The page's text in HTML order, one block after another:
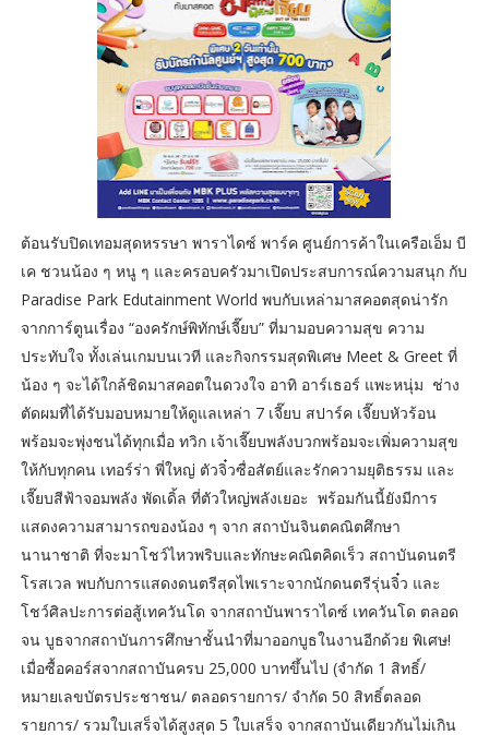
ต้อนรับปิดเทอมสุดหรรษา พาราไดซ์ พาร์ค ศูนย์การค้าในเครือเอ็ม บี
เค ชวนน้อง ๆ หนู ๆ และครอบครัวมาเปิดประสบการณ์ความสนุก กับ
Paradise Park Edutainment World พบกับเหล่ามาสคอตสุดน่ารัก
จากการ์ตูนเรื่อง “องครักษ์พิทักษ์เจี๊ยบ” ที่มามอบความสุข ความ
ประทับใจ ทั้งเล่นเกมบนเวที และกิจกรรมสุดพิเศษ Meet & Greet ที่
น้อง ๆ จะได้ใกล้ชิดมาสคอตในดวงใจ อาทิ อาร์เธอร์ แพะหนุ่ม ช่าง
ตัดผมที่ได้รับมอบหมายให้ดูแลเหล่า 7 เจี๊ยบ สปาร์ค เจี๊ยบหัวร้อน
พร้อมจะพุ่งชนได้ทุกเมื่อ ทวิก เจ้าเจี๊ยบพลังบวกพร้อมจะเพิ่มความสุข
ให้กับทุกคน เทอร์ร่า พี่ใหญ่ ตัวจิ๋วซื่อสัตย์และรักความยุติธรรม และ
เจี๊ยบสีฟ้าจอมพลัง พัดเดิ้ล ที่ตัวใหญ่พลังเยอะ พร้อมกันนี้ยังมีการ
แสดงความสามารถของน้อง ๆ จาก สถาบันจินตคณิตศึกษา
นานาชาติ ที่จะมาโชว์ไหวพริบและทักษะคณิตคิดเร็ว สถาบันดนตรี
โรสเวล พบกับการแสดงดนตรีสุดไพเราะจากนักดนตรีรุ่นจิ๋ว และ
โชว์ศิลปะการต่อสู้เทควันโด จากสถาบันพาราไดซ์ เทควันโด ตลอด
จน บูธจากสถาบันการศึกษาชั้นนำที่มาออกบูธในงานอีกด้วย พิเศษ!
เมื่อซื้อคอร์สจากสถาบันครบ 25,000 บาทขึ้นไป (จำกัด 1 สิทธิ์/
หมายเลขบัตรประชาชน/ ตลอดรายการ/ จำกัด 50 สิทธิ์ตลอด
รายการ/ รวมใบเสร็จได้สูงสุด 5 ใบเสร็จ จากสถาบันเดียวกันไม่เกิน